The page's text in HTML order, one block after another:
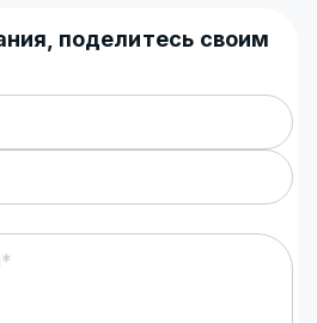
поделитесь своим